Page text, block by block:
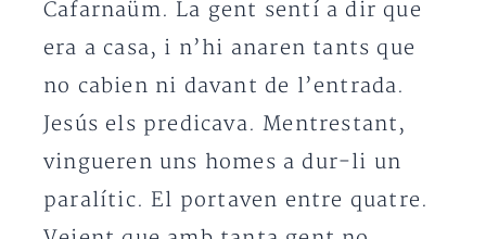
Cafarnaüm. La gent sentí a dir que
era a casa, i n’hi anaren tants que
no cabien ni davant de l’entrada.
Jesús els predicava. Mentrestant,
vingueren uns homes a dur-li un
paralític. El portaven entre quatre.